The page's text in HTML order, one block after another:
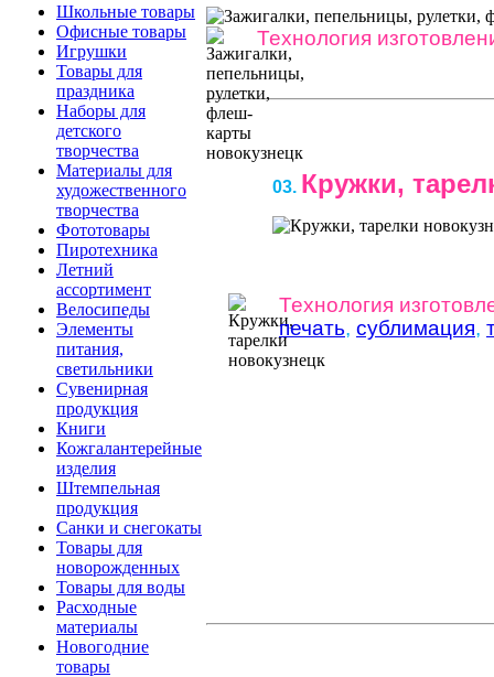
Школьные товары
Офисные товары
Игрушки
Товары для
праздника
Наборы для
детского
творчества
Материалы для
художественного
творчества
Фототовары
Пиротехника
Летний
ассортимент
Велосипеды
Элементы
питания,
светильники
Сувенирная
продукция
Книги
Кожгалантерейные
изделия
Штемпельная
продукция
Санки и снегокаты
Товары для
новорожденных
Товары для воды
Расходные
материалы
Новогодние
товары
Технология
03. Кружки,
Технология
печать, сублимация,